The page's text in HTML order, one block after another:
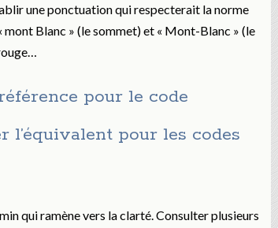
une ponctuation qui respecterait la norme
mont Blanc » (le sommet) et « Mont-Blanc » (le
pour le code
pour les codes
qui ramène vers la clarté. Consulter plusieurs